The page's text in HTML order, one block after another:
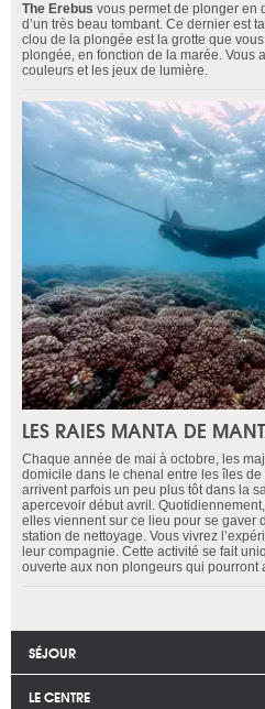
The Erebus vous permet de plonger en
d’un très beau tombant. Ce dernier est
clou de la plongée est la grotte que
plongée, en fonction de la marée. Vous
couleurs et les jeux de lumière.
LES RAIES MANTA DE
Chaque année de mai à octobre, les
domicile dans le chenal entre les îles
arrivent parfois un peu plus tôt dans la
apercevoir début avril.
elles viennent sur ce lieu pour se gaver
station de nettoyage. Vous vivrez
leur compagnie. Cette activité se fait
ouverte aux non plongeurs qui pourront
SÉJOUR
LE CENTRE